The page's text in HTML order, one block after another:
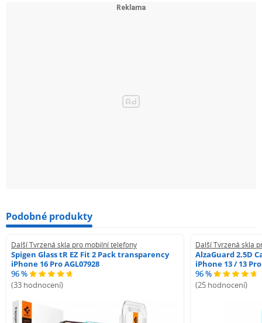
Podobné produkty
Další Tvrzená skla pro mobilní telefony
Spigen Glass tR EZ Fit 2 Pack transparency
iPhone 16 Pro AGL07928
96 %
(33 hodnocení)
Další Tvrzená skla
AlzaGuard 2.5D
iPhone 13 / 13 Pro
96 %
(25 hodnocení)